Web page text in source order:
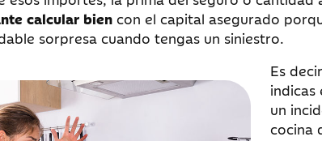
calcular bien con el capital asegurado
sorpresa cuando tengas un siniestro.
Es
indicas
un
cocina